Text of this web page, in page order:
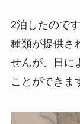
2泊したので
種類が提供さ
せんが、日に
ことができま